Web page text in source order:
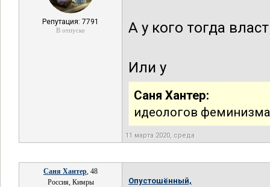
Репутация: 7791
В отпуске А у кого тогда
Или у
Саня Хантер:
идеологов феминизма
11 марта 2020, среда
Саня Хантер, 48
Россия, Кимры
Опустошённый,